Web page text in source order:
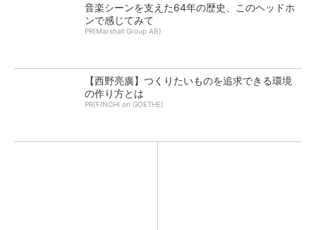
音楽シーンを支えた64年の歴史、このヘッドホ
ンで感じてみて
PR(Marshall Group AB)
【西野亮廣】つくりたいものを追求できる環境
の作り方とは
PR(FINCHI on GOETHE)